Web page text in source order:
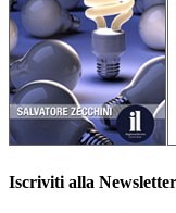
Iscriviti alla Newsletter